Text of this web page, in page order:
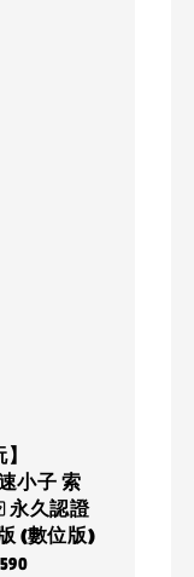
小子 索
永久認證
(數位版)